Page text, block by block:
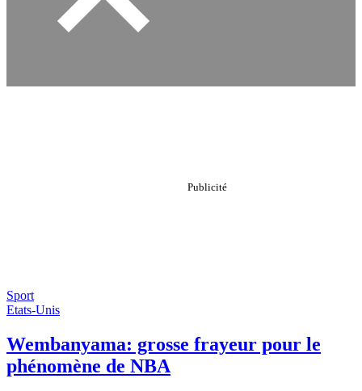
Sport
Etats-Unis
Wembanyama: grosse frayeur pour le
phénomène de NBA